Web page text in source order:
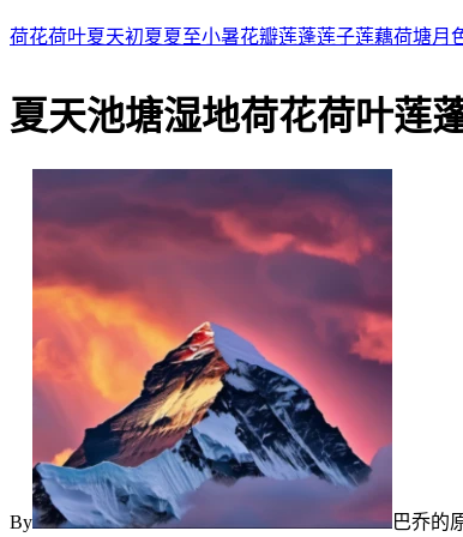
荷花荷叶夏天初夏夏至小暑花瓣莲蓬莲子莲藕荷塘月
夏天池塘湿地荷花荷叶莲
By 巴乔的